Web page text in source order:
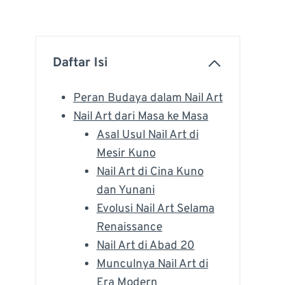
Daftar Isi
Peran Budaya dalam Nail Art
Nail Art dari Masa ke Masa
Asal Usul Nail Art di
Mesir Kuno
Nail Art di Cina Kuno
dan Yunani
Evolusi Nail Art Selama
Renaissance
Nail Art di Abad 20
Munculnya Nail Art di